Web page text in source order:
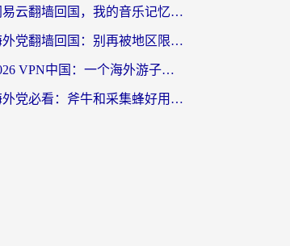
网易云翻墙回国，我的音乐记忆终于能续上了
海外党翻墙回国：别再被地区限制卡脖子，选对加速器的正确姿势
2026 VPN中国：一个海外游子的数字归乡指南
海外党必看：斧牛和采集蜂好用吗？3步选对回国加速器，无缝刷国内资源